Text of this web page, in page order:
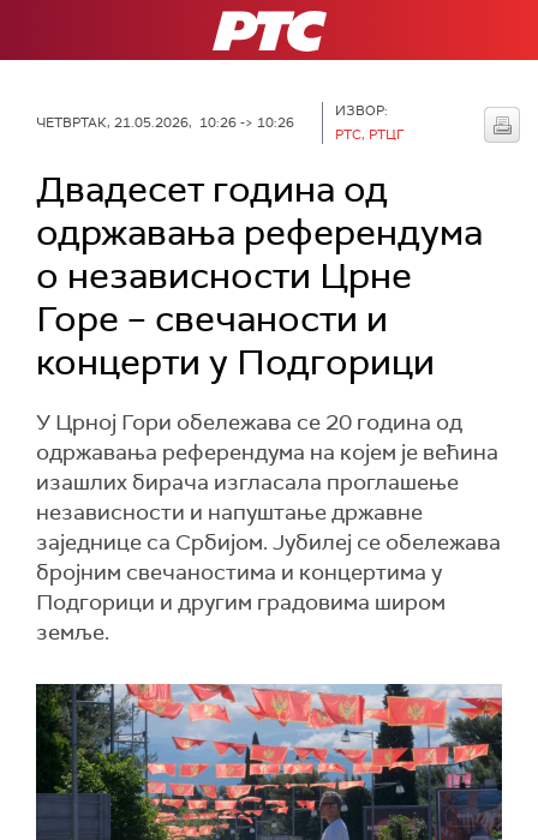
РТС
ЧЕТВРТАК, 21.05.2026, 10:26 -> 10:26
ИЗВОР:
РТС, РТЦГ
Двадесет година од
одржавања референдума
о независности Црне
Горе – свечаности и
концерти у Подгорици
У Црној Гори обележава се 20 година од
одржавања референдума на којем је већина
изашлих бирача изгласала проглашење
независности и напуштање државне
заједнице са Србијом. Јубилеј се обележава
бројним свечаностима и концертима у
Подгорици и другим градовима широм
земље.